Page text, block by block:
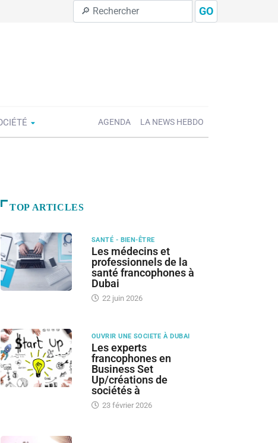
GO
AGENDA LA NEWS HEBDO
TOP ARTICLES
SANTÉ - BIEN-ÊTRE
Les médecins et
professionnels de la
santé francophones à
Dubai
22 juin 2026
OUVRIR UNE SOCIETE À DUBAI
Les experts
francophones en
Business Set
Up/créations de
sociétés à
23 février 2026